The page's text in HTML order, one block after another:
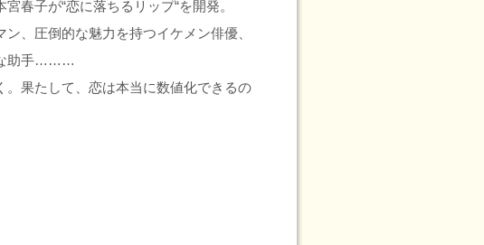
春子が“恋に落ちるリップ“を開発。
、圧倒的な魅力を持つイケメン俳優、
な助手………
果たして、恋は本当に数値化できるの